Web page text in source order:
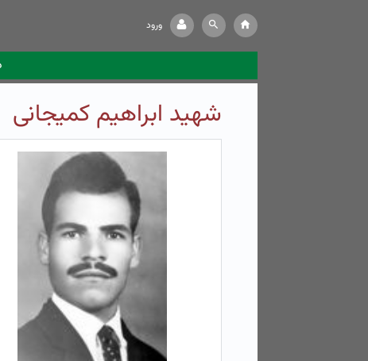
ورود
شهید ابراهیم کمیجانی